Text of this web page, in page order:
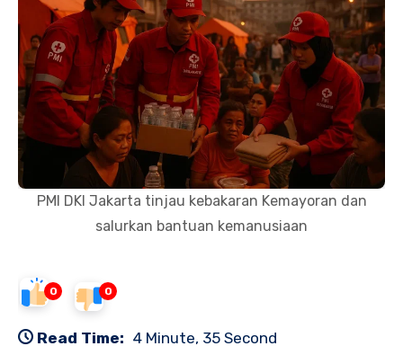
PMI DKI Jakarta tinjau kebakaran Kemayoran dan
salurkan bantuan kemanusiaan
0 0
Read Time: 4 Minute, 35 Second